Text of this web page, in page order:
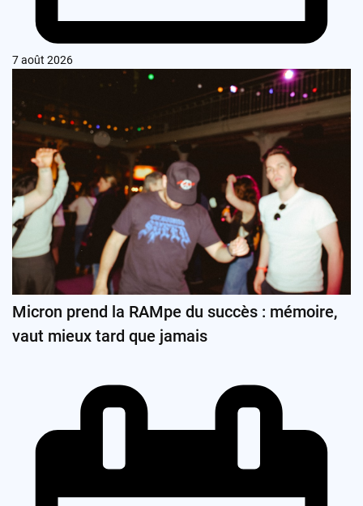
7 août 2026
Micron prend la RAMpe du succès : mémoire,
vaut mieux tard que jamais